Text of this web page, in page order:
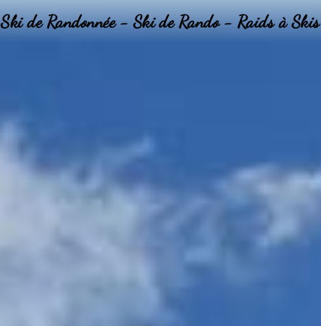
Ski de Randonnée - Ski de Rando - Raids à Skis